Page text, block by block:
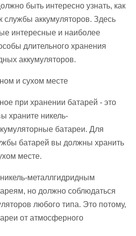
быть интересно узнать, как
службы аккумуляторов. Здесь
интересные и наиболее
длительного хранения
аккумуляторов.
и сухом месте
при хранении батарей - это
храните никель-
батареи. Для
батарей вы должны хранить
месте.
металлгидридным
но должно соблюдаться
любого типа. Это потому,
от атмосферного